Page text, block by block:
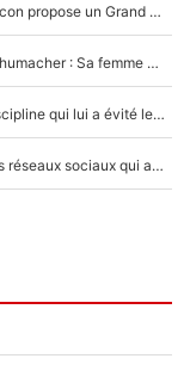
Comme pour le final du Tour de France, Esteban Ocon propose un Grand Prix de Formule 1 à Paris : «Autour de l’Arc de Triomphe, ce serait génial» !
Nouvelle rumeur autour de la santé de Michael Schumacher : Sa femme Corinna sort du silence
F1 - Lewis Hamilton victime de harcèlement, la discipline qui lui a évité le pire : «J'aurais probablement mal tourné»
Lewis Hamilton : Le talent inattendu dévoilé sur les réseaux sociaux qui a impressionné Kim Kardashian pendant leurs vacances en amoureux !